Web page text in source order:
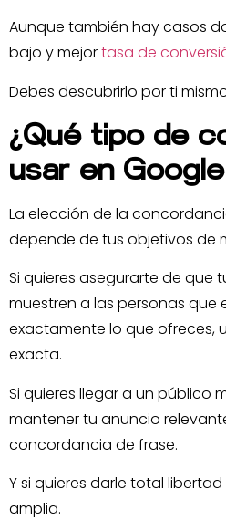
Aunque también hay casos
bajo y mejortasa de
Debes descubrirlo por ti
¿Qué tipo de
usar en
La elección de la
depende de tus objetivos de
Si quieres asegurarte de que
muestren a las personas que
exactamente lo que ofreces,
exacta.
Si quieres llegar a un público
mantener tu anuncio
concordancia de frase.
Y si quieres darle total
amplia.